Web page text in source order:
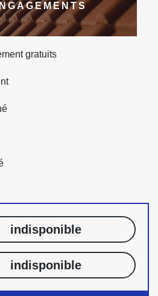
gratuits
indisponible
indisponible